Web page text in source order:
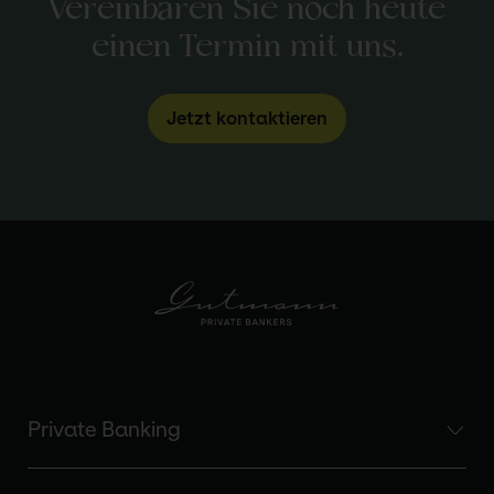
Vereinbaren Sie noch heute
einen Termin mit uns.
Jetzt kontaktieren
Private Banking